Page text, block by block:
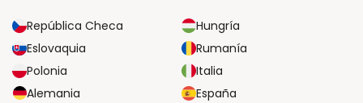
República Checa
Hungría
Eslovaquia
Rumanía
Polonia
Italia
Alemania
España